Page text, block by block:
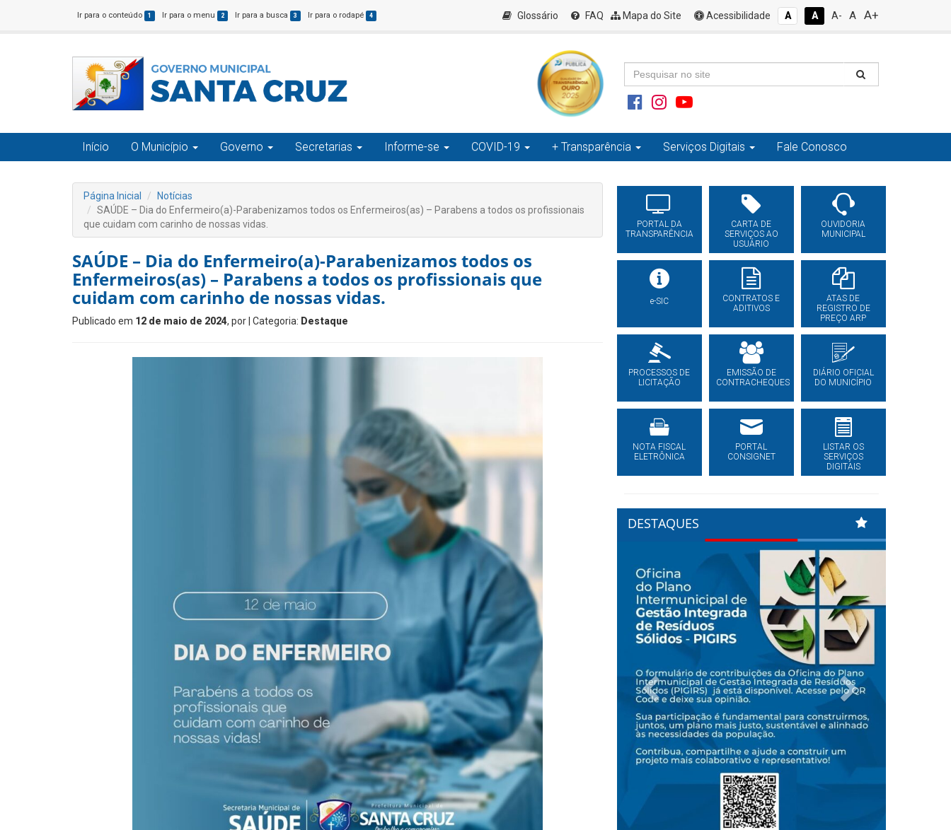
Ir para o conteúdo 1 Ir para o menu 2 Ir para a busca 3 Ir para o rodapé 4 Glossário FAQ Mapa do Site Acessibilidade A A A- A A+
Início O Município Governo Secretarias Informe-se COVID-19 + Transparência Serviços Digitais Fale Conosco
Página Inicial
Notícias
SAÚDE – Dia do Enfermeiro(a)-Parabenizamos todos os Enfermeiros(as) – Parabens a todos os profissionais
que cuidam com carinho de nossas vidas.
SAÚDE – Dia do Enfermeiro(a)-Parabenizamos todos os
Enfermeiros(as) – Parabens a todos os profissionais que
cuidam com carinho de nossas vidas.
Publicado em 12 de maio de 2024, por | Categoria: Destaque
PORTAL DA
TRANSPARÊNCIA
CARTA DE
SERVIÇOS AO
USUÁRIO
OUVIDORIA
MUNICIPAL
e-SIC
CONTRATOS E
ADITIVOS
ATAS DE
REGISTRO DE
PREÇO ARP
PROCESSOS DE
LICITAÇÃO
EMISSÃO DE
CONTRACHEQUES
DIÁRIO OFICIAL
DO MUNICÍPIO
NOTA FISCAL
ELETRÔNICA
PORTAL
CONSIGNET
LISTAR OS
SERVIÇOS
DIGITAIS
DESTAQUES
Previous Next